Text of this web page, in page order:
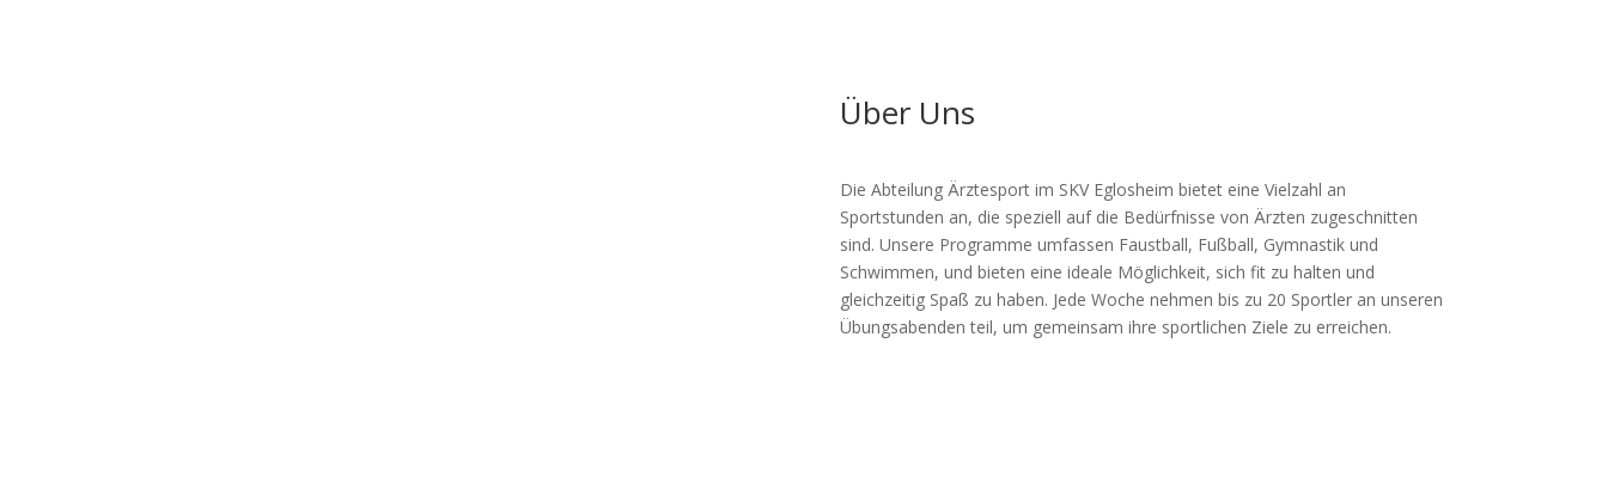
Über Uns
Die Abteilung Ärztesport im SKV Eglosheim bietet eine Vielzahl an
Sportstunden an, die speziell auf die Bedürfnisse von Ärzten zugeschnitten
sind. Unsere Programme umfassen Faustball, Fußball, Gymnastik und
Schwimmen, und bieten eine ideale Möglichkeit, sich fit zu halten und
gleichzeitig Spaß zu haben. Jede Woche nehmen bis zu 20 Sportler an unseren
Übungsabenden teil, um gemeinsam ihre sportlichen Ziele zu erreichen.